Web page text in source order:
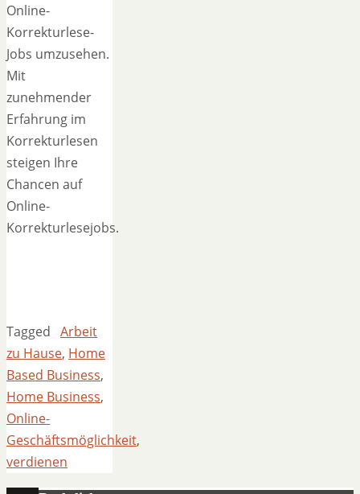
Online-
Korrekturlese-
Jobs umzusehen.
Mit
zunehmender
Erfahrung im
Korrekturlesen
steigen Ihre
Chancen auf
Online-
Korrekturlesejobs.
Tagged Arbeit
zu Hause, Home
Based Business,
Home Business,
Online-
Geschäftsmöglichkeit,
verdienen